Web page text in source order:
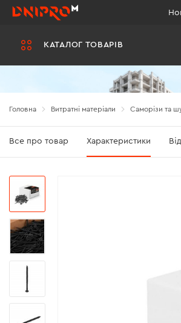
КАТАЛОГ ТОВАРІВ
Головна Витратні матеріали Саморізи та
Все про товар Характеристики